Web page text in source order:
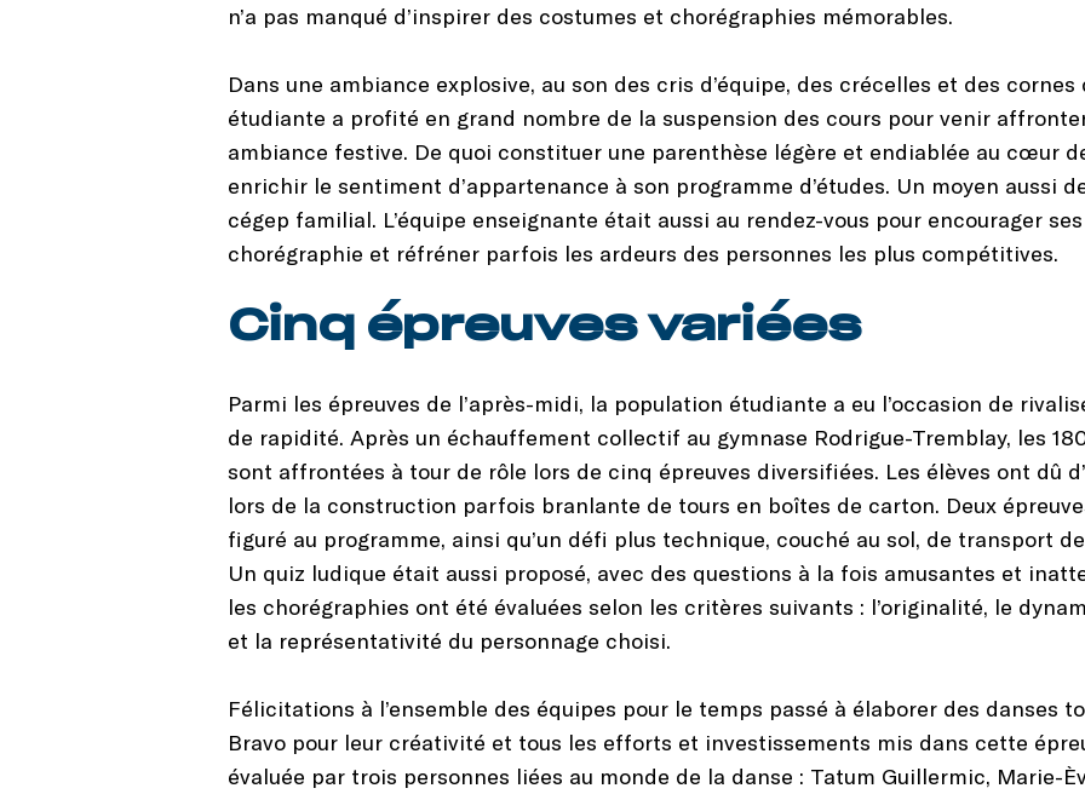
n’a pas manqué d’inspirer des costumes et chorégraphies mémorables.
Dans une ambiance explosive, au son des cris d’équipe, des crécelles et des
étudiante a profité en grand nombre de la suspension des cours pour venir
ambiance festive. De quoi constituer une parenthèse légère et endiablée au cœur
enrichir le sentiment d’appartenance à son programme d’études. Un moyen aussi
cégep familial. L’équipe enseignante était aussi au rendez-vous pour encourager
chorégraphie et réfréner parfois les ardeurs des personnes les plus compétitives.
Cinq épreuves variées
Parmi les épreuves de l’après-midi, la population étudiante a eu l’occasion de
de rapidité. Après un échauffement collectif au gymnase Rodrigue-Tremblay, les
sont affrontées à tour de rôle lors de cinq épreuves diversifiées. Les élèves ont dû
lors de la construction parfois branlante de tours en boîtes de carton. Deux
figuré au programme, ainsi qu’un défi plus technique, couché au sol, de transport
Un quiz ludique était aussi proposé, avec des questions à la fois amusantes et
les chorégraphies ont été évaluées selon les critères suivants : l’originalité, le
et la représentativité du personnage choisi.
Félicitations à l’ensemble des équipes pour le temps passé à élaborer des danses
Bravo pour leur créativité et tous les efforts et investissements mis dans cette
évaluée par trois personnes liées au monde de la danse : Tatum Guillermic, Marie-